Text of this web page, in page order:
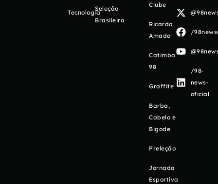
Tecnologia
Seleção
Brasileira
Clube
Ricardo
Amado
Catimba
98
Graffite
Barba,
Cabelo e
Bigode
Preleção
Jornada
Esportiva
/
/98-
news-
oficial